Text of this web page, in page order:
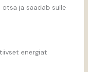
otsa ja saadab sulle
energiat